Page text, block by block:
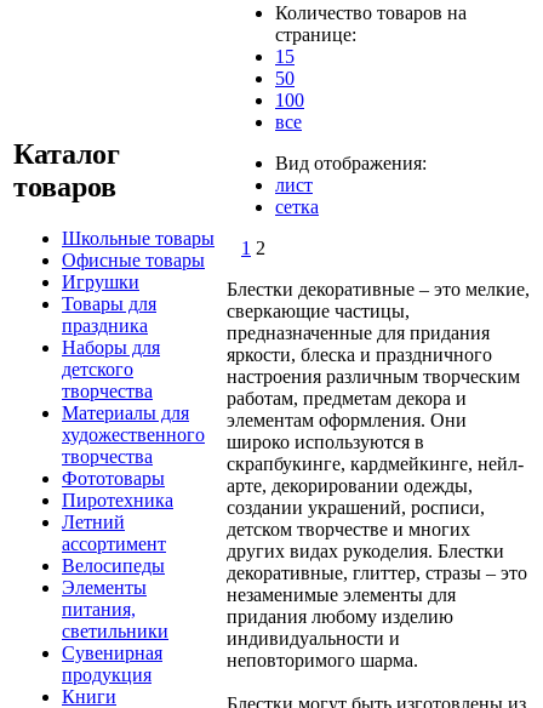
Каталог
товаров
Школьные товары
Офисные товары
Игрушки
Товары для
праздника
Наборы для
детского
творчества
Материалы для
художественного
творчества
Фототовары
Пиротехника
Летний
ассортимент
Велосипеды
Элементы
питания,
светильники
Сувенирная
продукция
Книги
Количество товаров на
странице:
15
50
100
все
Вид отображения:
лист
сетка
1 2
Блестки декоративные – это мелкие,
сверкающие частицы,
предназначенные для придания
яркости, блеска и праздничного
настроения различным творческим
работам, предметам декора и
элементам оформления. Они
широко используются в
скрапбукинге, кардмейкинге, нейл-
арте, декорировании одежды,
создании украшений, росписи,
детском творчестве и многих
других видах рукоделия. Блестки
декоративные, глиттер, стразы – это
незаменимые элементы для
придания любому изделию
индивидуальности и
неповторимого шарма.
Блестки могут быть изготовлены из